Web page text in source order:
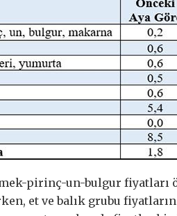
pirinç-un-bulgur fiyatları
et ve balık grubu